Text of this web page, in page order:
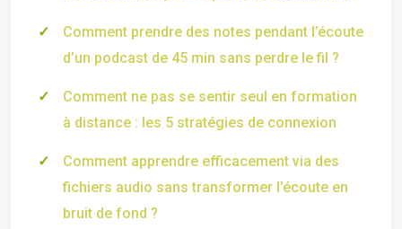
Comment prendre des notes pendant l’écoute
d’un podcast de 45 min sans perdre le fil ?
Comment ne pas se sentir seul en formation
à distance : les 5 stratégies de connexion
Comment apprendre efficacement via des
fichiers audio sans transformer l’écoute en
bruit de fond ?